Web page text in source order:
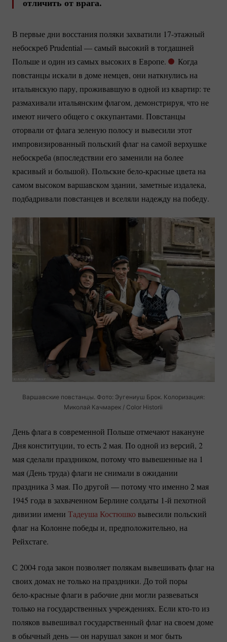
отличить от врага.
В первые дни восстания поляки захватили 17-этажный
небоскреб Prudential — самый высокий в тогдашней
Польше и один из самых высоких в Европе.
Когда
повстанцы искали в доме немцев, они наткнулись на
итальянскую пару, проживавшую в одной из квартир: те
размахивали итальянским флагом, демонстрируя, что не
имеют ничего общего с оккупантами. Повстанцы
оторвали от флага зеленую полосу и вывесили этот
импровизированный польский флаг на самой верхушке
небоскреба (впоследствии его заменили на более
красивый и большой). Польские бело-красныецвета на
самом высоком варшавском здании, заметные издалека,
подбадривали повстанцев и вселяли надежду на победу.
Варшавские повстанцы. Фото: Эугениуш Брок. Колоризация:
Миколай Качмарек / Color Historii
День флага в современной Польше отмечают накануне
Дня конституции, то есть 2 мая. По одной из версий, 2
мая сделали праздником, потому что вывешенные на 1
мая (День труда) флаги не снимали в ожидании
праздника 3 мая. По другой — потому что именно 2 мая
1945 года в захваченном Берлине солдаты 1-й пехотной
дивизии имени Тадеуша Костюшковывесили польский
флаг на Колонне победы и, предположительно, на
Рейхстаге.
С 2004 года закон позволяет полякам вывешивать флаг на
своих домах не только на праздники. До той поры
бело-красныефлаги в рабочие дни могли развеваться
только на государственных учреждениях. Если кто-тоиз
поляков вывешивал государственный флаг на своем доме
в обычный день — он нарушал закон и мог быть